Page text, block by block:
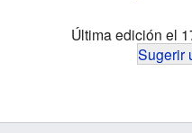
Última edición el
Sugerir